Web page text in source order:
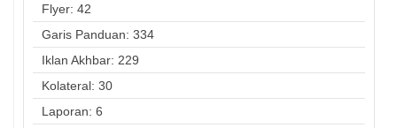
Flyer: 42
Garis Panduan: 334
Iklan Akhbar: 229
Kolateral: 30
Laporan: 6